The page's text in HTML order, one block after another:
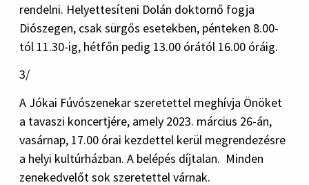
rendelni. Helyettesíteni Dolán doktornő fogja
Diószegen, csak sürgős esetekben, pénteken 8.00-
tól 11.30-ig, hétfőn pedig 13.00 órától 16.00 óráig.
3/
A Jókai Fúvószenekar szeretettel meghívja Önöket
a tavaszi koncertjére, amely 2023. március 26-án,
vasárnap, 17.00 órai kezdettel kerül megrendezésre
a helyi kultúrházban. A belépés díjtalan. Minden
zenekedvelőt sok szeretettel várnak.